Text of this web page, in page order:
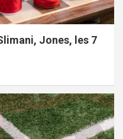
Jones, les 7